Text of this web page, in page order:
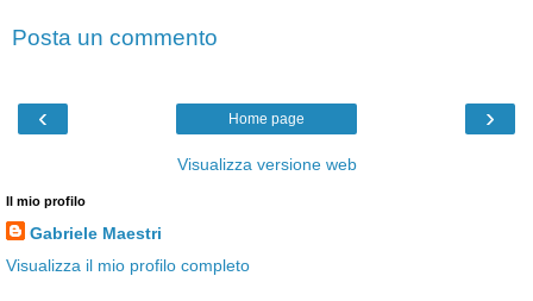
Posta un commento
‹ ›
Home page
Visualizza versione web
Il mio profilo
Gabriele Maestri
Visualizza il mio profilo completo